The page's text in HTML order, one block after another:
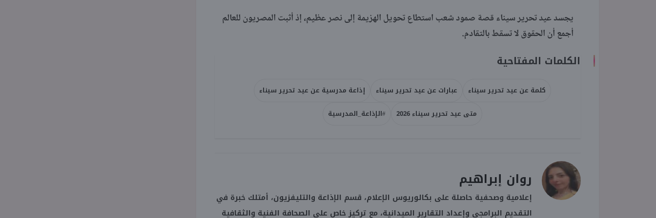
يجسد عيد تحرير سيناء قصة صمود شعب استطاع تحويل الهزيمة إلى نصر عظيم، إذ أثبت المصريون للعالم
أجمع أن الحقوق لا تسقط بالتقادم.
الكلمات المفتاحية
كلمة عن عيد تحرير سيناء عبارات عن عيد تحرير سيناء
إذاعة مدرسية عن عيد تحرير سيناء
متى عيد تحرير سيناء 2026
#الإذاعة_المدرسية
روان إبراهيم
إعلامية وصحفية حاصلة على بكالوريوس الإعلام، قسم الإذاعة والتليفزيون، أمتلك خبرة في
التقديم البرامجي وإعداد التقارير الميدانية، مع تركيز خاص على الصحافة الفنية والثقافية